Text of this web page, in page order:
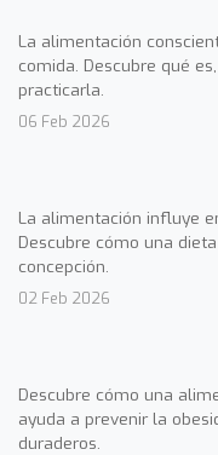
La alimentación
comida. Descubre qué
practicarla.
06 Feb 2026
La alimentación influye
Descubre cómo una
concepción.
02 Feb 2026
Descubre cómo una
ayuda a prevenir la
duraderos.